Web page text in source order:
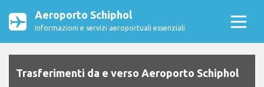
Aeroporto Schiphol
Informazioni e servizi aeroportuali essenziali
Trasferimenti da e verso Aeroporto Schiphol